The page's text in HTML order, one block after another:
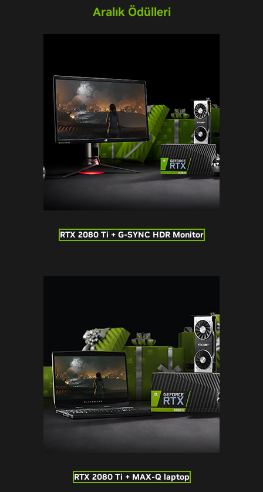
Aralık Ödülleri
RTX 2080 Ti + G-SYNC HDR Monitor
RTX 2080 Ti + MAX-Q laptop